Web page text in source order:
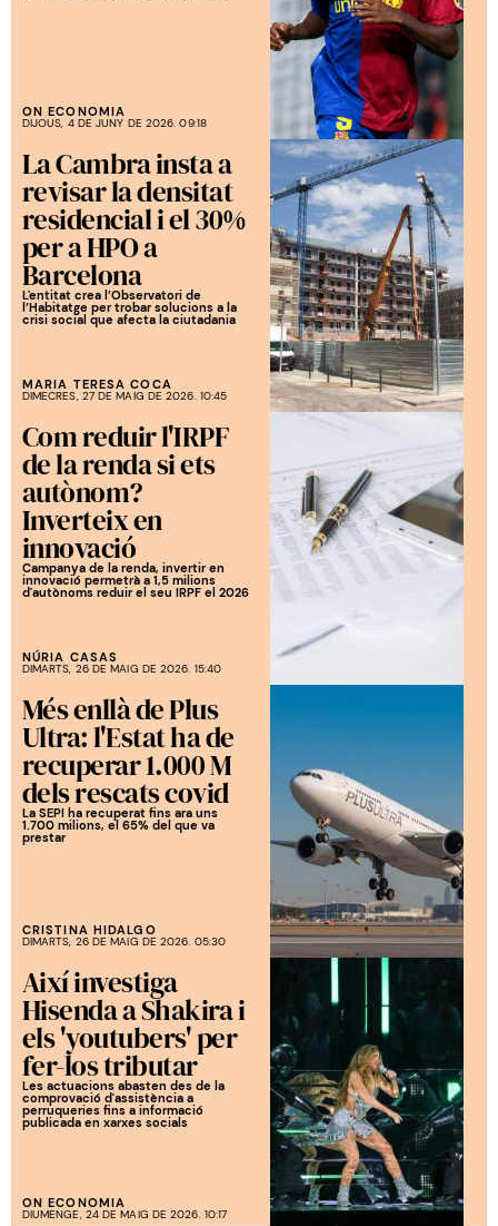
ON ECONOMIA
DIJOUS, 4 DE JUNY DE 2026. 09:18
La Cambra insta a
revisar la densitat
residencial i el 30%
per a HPO a
Barcelona
L'entitat crea l’Observatori de
l’Habitatge per trobar solucions a la
crisi social que afecta la ciutadania
MARIA TERESA COCA
DIMECRES, 27 DE MAIG DE 2026. 10:45
Com reduir l'IRPF
de la renda si ets
autònom?
Inverteix en
innovació
Campanya de la renda, invertir en
innovació permetrà a 1,5 milions
d'autònoms reduir el seu IRPF el 2026
NÚRIA CASAS
DIMARTS, 26 DE MAIG DE 2026. 15:40
Més enllà de Plus
Ultra: l'Estat ha de
recuperar 1.000 M
dels rescats covid
La SEPI ha recuperat fins ara uns
1.700 milions, el 65% del que va
prestar
CRISTINA HIDALGO
DIMARTS, 26 DE MAIG DE 2026. 05:30
Així investiga
Hisenda a Shakira i
els 'youtubers' per
fer-los tributar
Les actuacions abasten des de la
comprovació d'assistència a
perruqueries fins a informació
publicada en xarxes socials
ON ECONOMIA
DIUMENGE, 24 DE MAIG DE 2026. 10:17